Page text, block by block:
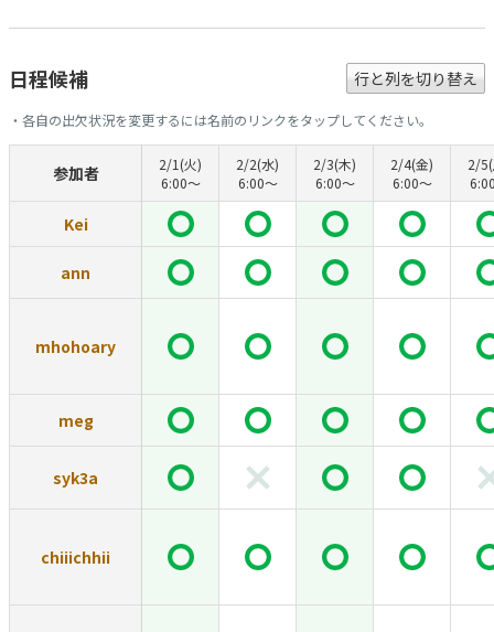
日程候補 行と列を切り替え
・各自の出欠状況を変更するには名前のリンクをタップしてください。
参加者
2/1(火)
6:00〜
2/2(水)
6:00〜
2/3(木)
6:00〜
2/4(金)
6:00〜
2/
Kei
ann
mhohoary
meg
syk3a
chiiichhii